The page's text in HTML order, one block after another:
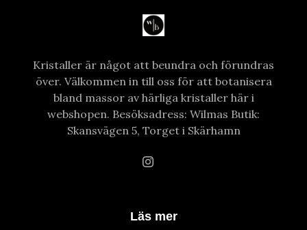
Kristaller är något att beundra och förundras
över. Välkommen in till oss för att botanisera
bland massor av härliga kristaller här i
webshopen. Besöksadress: Wilmas Butik:
Skansvägen 5, Torget i Skärhamn
Läs mer